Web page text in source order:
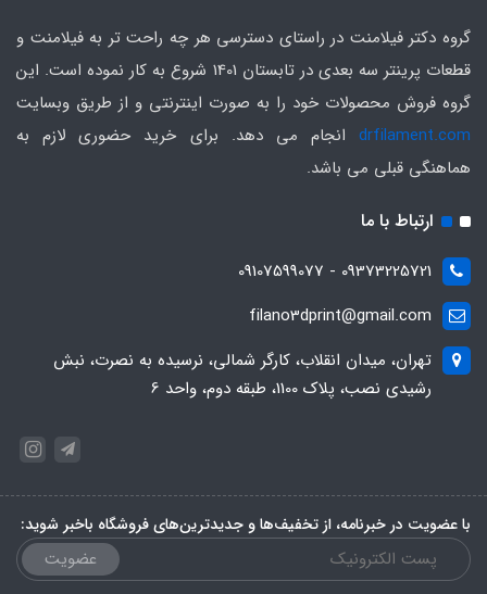
گروه دکتر فیلامنت در راستای دسترسی هر چه راحت تر به فیلامنت و
قطعات پرینتر سه بعدی در تابستان 1401 شروع به کار نموده است. این
گروه فروش محصولات خود را به صورت اینترنتی و از طریق وبسایت
drfilament.com انجام می دهد. برای خرید حضوری لازم به
هماهنگی قبلی می باشد.
ارتباط با ما
09373225721 - 09107599077
filano3dprint@gmail.com
تهران، میدان انقلاب، کارگر شمالی، نرسیده به نصرت، نبش
رشیدی نصب، پلاک 1100، طبقه دوم، واحد 6
با عضویت در خبرنامه، از تخفیف‌ها و جدیدترین‌های فروشگاه باخبر شوید:
عضویت